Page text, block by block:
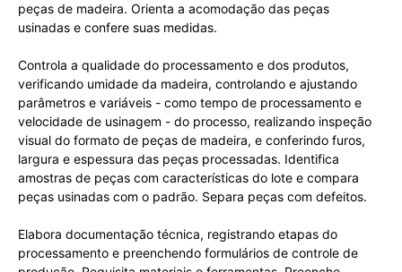
peças de madeira. Orienta a acomodação das peças
usinadas e confere suas medidas.
Controla a qualidade do processamento e dos produtos,
verificando umidade da madeira, controlando e ajustando
parâmetros e variáveis - como tempo de processamento e
velocidade de usinagem - do processo, realizando inspeção
visual do formato de peças de madeira, e conferindo furos,
largura e espessura das peças processadas. Identifica
amostras de peças com características do lote e compara
peças usinadas com o padrão. Separa peças com defeitos.
Elabora documentação técnica, registrando etapas do
processamento e preenchendo formulários de controle de